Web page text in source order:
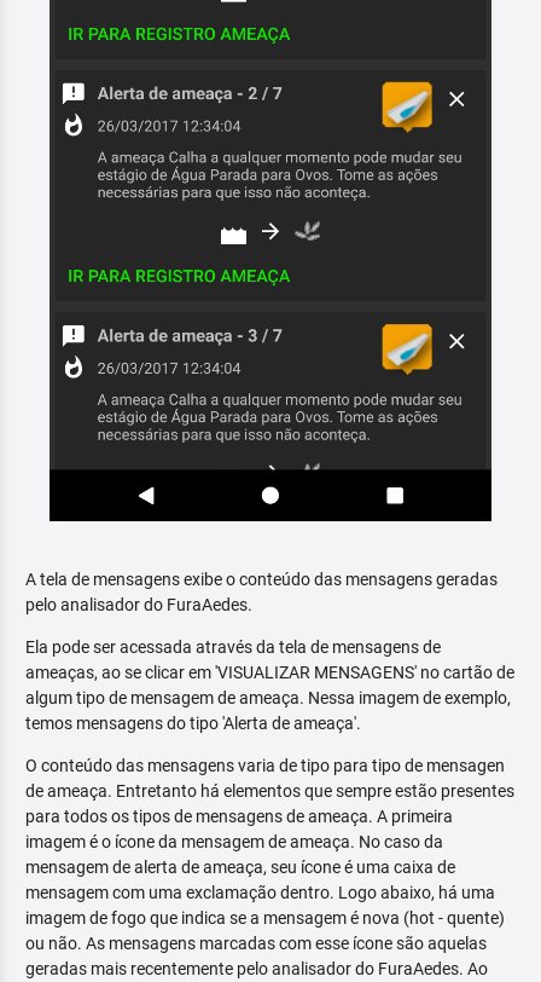
A tela de mensagens exibe o conteúdo das mensagens geradas
pelo analisador do FuraAedes.
Ela pode ser acessada através da tela de mensagens de
ameaças, ao se clicar em 'VISUALIZAR MENSAGENS' no cartão de
algum tipo de mensagem de ameaça. Nessa imagem de exemplo,
temos mensagens do tipo 'Alerta de ameaça'.
O conteúdo das mensagens varia de tipo para tipo de mensagen
de ameaça. Entretanto há elementos que sempre estão presentes
para todos os tipos de mensagens de ameaça. A primeira
imagem é o ícone da mensagem de ameaça. No caso da
mensagem de alerta de ameaça, seu ícone é uma caixa de
mensagem com uma exclamação dentro. Logo abaixo, há uma
imagem de fogo que indica se a mensagem é nova (hot - quente)
ou não. As mensagens marcadas com esse ícone são aquelas
geradas mais recentemente pelo analisador do FuraAedes. Ao